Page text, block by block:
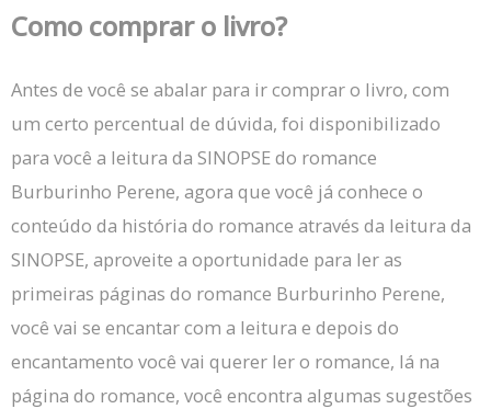
Como comprar o livro?
Antes de você se abalar para ir comprar o livro, com
um certo percentual de dúvida, foi disponibilizado
para você a leitura da SINOPSE do romance
Burburinho Perene, agora que você já conhece o
conteúdo da história do romance através da leitura da
SINOPSE, aproveite a oportunidade para ler as
primeiras páginas do romance Burburinho Perene,
você vai se encantar com a leitura e depois do
encantamento você vai querer ler o romance, lá na
página do romance, você encontra algumas sugestões